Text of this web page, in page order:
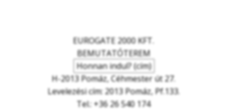
EUROGATE 2000 KFT.
BEMUTATÓTEREM
Honnan indul? (cím)
H-2013 Pomáz, Céhmester út 27.
Levelezési cím: 2013 Pomáz, Pf.133.
Tel.: +36 26 540 174